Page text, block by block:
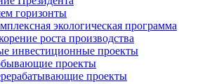
горизонты
экологическая программа
роста производства
инвестиционные проекты
проекты
проекты